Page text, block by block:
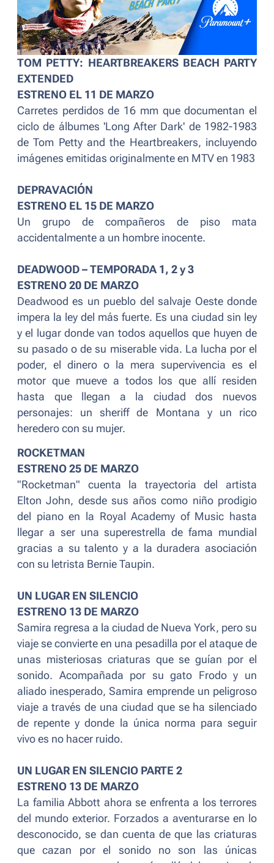
TOM PETTY: HEARTBREAKERS BEACH PARTY
EXTENDED
ESTRENO EL 11 DE MARZO
Carretes perdidos de 16 mm que documentan el
ciclo de álbumes 'Long After Dark' de 1982-1983
de Tom Petty and the Heartbreakers, incluyendo
imágenes emitidas originalmente en MTV en 1983
DEPRAVACIÓN
ESTRENO EL 15 DE MARZO
Un grupo de compañeros de piso mata
accidentalmente a un hombre inocente.
DEADWOOD – TEMPORADA 1, 2 y 3
ESTRENO 20 DE MARZO
Deadwood es un pueblo del salvaje Oeste donde
impera la ley del más fuerte. Es una ciudad sin ley
y el lugar donde van todos aquellos que huyen de
su pasado o de su miserable vida. La lucha por el
poder, el dinero o la mera supervivencia es el
motor que mueve a todos los que allí residen
hasta que llegan a la ciudad dos nuevos
personajes: un sheriff de Montana y un rico
heredero con su mujer.
ROCKETMAN
ESTRENO 25 DE MARZO
"Rocketman" cuenta la trayectoria del artista
Elton John, desde sus años como niño prodigio
del piano en la Royal Academy of Music hasta
llegar a ser una superestrella de fama mundial
gracias a su talento y a la duradera asociación
con su letrista Bernie Taupin.
UN LUGAR EN SILENCIO
ESTRENO 13 DE MARZO
Samira regresa a la ciudad de Nueva York, pero su
viaje se convierte en una pesadilla por el ataque de
unas misteriosas criaturas que se guían por el
sonido. Acompañada por su gato Frodo y un
aliado inesperado, Samira emprende un peligroso
viaje a través de una ciudad que se ha silenciado
de repente y donde la única norma para seguir
vivo es no hacer ruido.
UN LUGAR EN SILENCIO PARTE 2
ESTRENO 13 DE MARZO
La familia Abbott ahora se enfrenta a los terrores
del mundo exterior. Forzados a aventurarse en lo
desconocido, se dan cuenta de que las criaturas
que cazan por el sonido no son las únicas